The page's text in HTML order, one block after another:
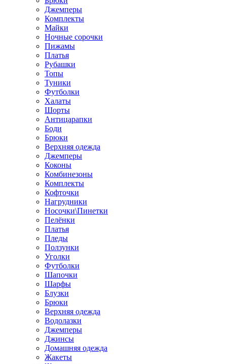
Джемперы
Комплекты
Майки
Ночные сорочки
Пижамы
Платья
Рубашки
Топы
Туники
Футболки
Халаты
Шорты
Антицарапки
Боди
Брюки
Верхняя одежда
Джемперы
Коконы
Комбинезоны
Комплекты
Кофточки
Нагрудники
Носочки\Пинетки
Пелёнки
Платья
Пледы
Ползунки
Уголки
Футболки
Шапочки
Шарфы
Блузки
Брюки
Верхняя одежда
Водолазки
Джемперы
Джинсы
Домашняя одежда
Жакеты